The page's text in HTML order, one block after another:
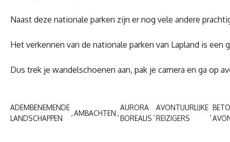
Naast deze nationale parken zijn er nog vele andere
Het verkennen van de nationale parken van Lapland is
Dus trek je wandelschoenen aan, pak je camera en ga op
ADEMBENEMENDE
LANDSCHAPPEN
AMBACHTEN
AURORA
BOREALIS
AVONTUURLIJKE
REIZIGERS